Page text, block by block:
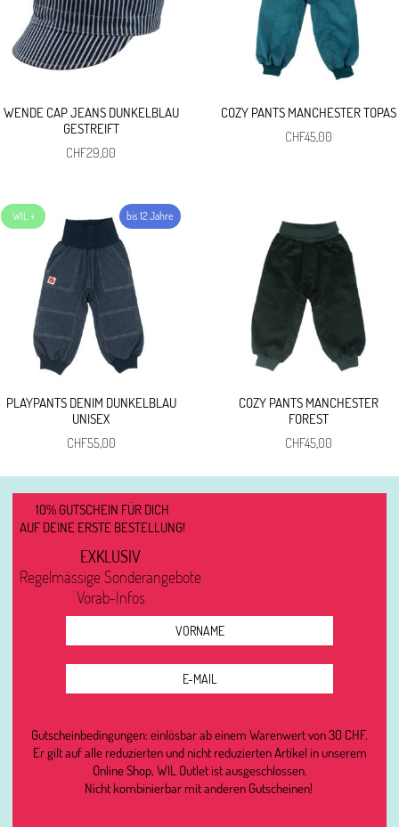
WENDE CAP JEANS DUNKELBLAU
GESTREIFT
CHF29,00
COZY PANTS MANCHESTER TOPAS
CHF45,00
PLAYPANTS DENIM DUNKELBLAU
UNISEX
CHF55,00
COZY PANTS MANCHESTER
FOREST
CHF45,00
10% GUTSCHEIN FÜR DICH
AUF DEINE ERSTE BESTELLUNG!
EXKLUSIV
Regelmässige Sonderangebote
Vorab-Infos
Gutscheinbedingungen: einlösbar ab einem Warenwert von 30 CHF.
Er gilt auf alle reduzierten und nicht reduzierten Artikel in unserem
Online Shop, WIL Outlet ist ausgeschlossen.
Nicht kombinierbar mit anderen Gutscheinen!